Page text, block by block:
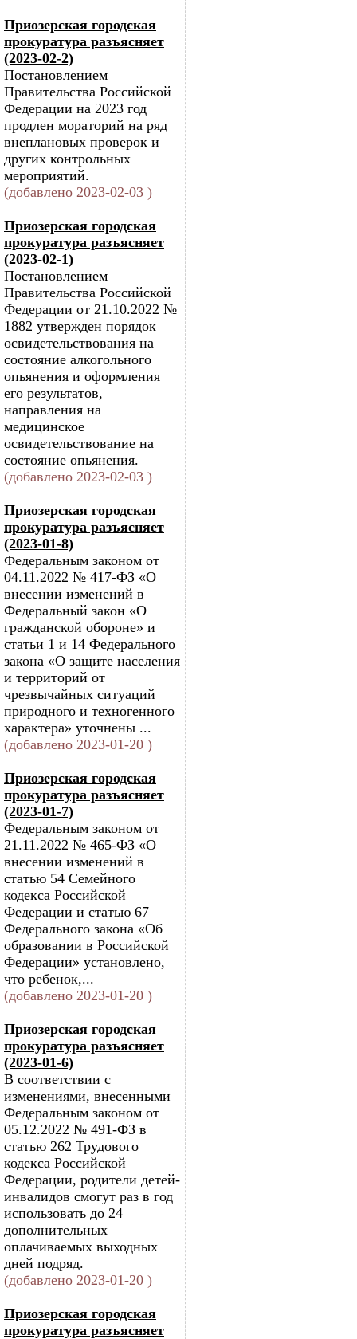
Приозерская городская
прокуратура разъясняет
(2023-02-2)
Постановлением
Правительства Российской
Федерации на 2023 год
продлен мораторий на ряд
внеплановых проверок и
других контрольных
мероприятий.
(добавлено 2023-02-03 )
Приозерская городская
прокуратура разъясняет
(2023-02-1)
Постановлением
Правительства Российской
Федерации от 21.10.2022 №
1882 утвержден порядок
освидетельствования на
состояние алкогольного
опьянения и оформления
его результатов,
направления на
медицинское
освидетельствование на
состояние опьянения.
(добавлено 2023-02-03 )
Приозерская городская
прокуратура разъясняет
(2023-01-8)
Федеральным законом от
04.11.2022 № 417-ФЗ «О
внесении изменений в
Федеральный закон «О
гражданской обороне» и
статьи 1 и 14 Федерального
закона «О защите населения
и территорий от
чрезвычайных ситуаций
природного и техногенного
характера» уточнены ...
(добавлено 2023-01-20 )
Приозерская городская
прокуратура разъясняет
(2023-01-7)
Федеральным законом от
21.11.2022 № 465-ФЗ «О
внесении изменений в
статью 54 Семейного
кодекса Российской
Федерации и статью 67
Федерального закона «Об
образовании в Российской
Федерации» установлено,
что ребенок,...
(добавлено 2023-01-20 )
Приозерская городская
прокуратура разъясняет
(2023-01-6)
В соответствии с
изменениями, внесенными
Федеральным законом от
05.12.2022 № 491-ФЗ в
статью 262 Трудового
кодекса Российской
Федерации, родители детей-
инвалидов смогут раз в год
использовать до 24
дополнительных
оплачиваемых выходных
дней подряд.
(добавлено 2023-01-20 )
Приозерская городская
прокуратура разъясняет